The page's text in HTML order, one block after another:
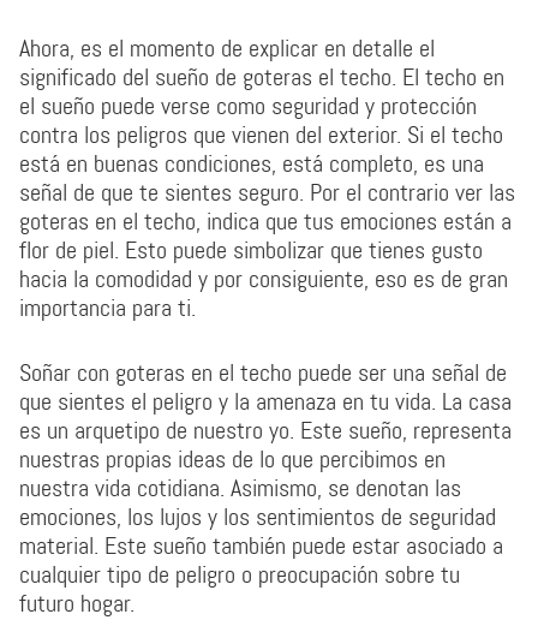
Ahora, es el momento de explicar en detalle el
significado del sueño de goteras el techo. El techo en
el sueño puede verse como seguridad y protección
contra los peligros que vienen del exterior. Si el techo
está en buenas condiciones, está completo, es una
señal de que te sientes seguro. Por el contrario ver las
goteras en el techo, indica que tus emociones están a
flor de piel. Esto puede simbolizar que tienes gusto
hacia la comodidad y por consiguiente, eso es de gran
importancia para ti.
Soñar con goteras en el techo puede ser una señal de
que sientes el peligro y la amenaza en tu vida. La casa
es un arquetipo de nuestro yo. Este sueño, representa
nuestras propias ideas de lo que percibimos en
nuestra vida cotidiana. Asimismo, se denotan las
emociones, los lujos y los sentimientos de seguridad
material. Este sueño también puede estar asociado a
cualquier tipo de peligro o preocupación sobre tu
futuro hogar.